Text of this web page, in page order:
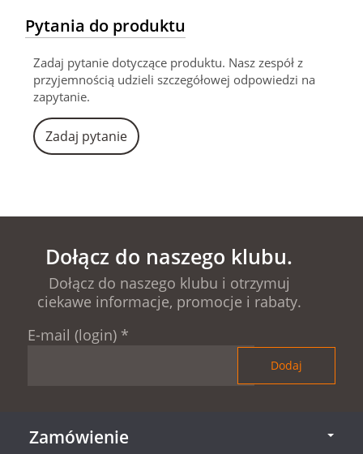
Pytania do produktu
Zadaj pytanie dotyczące produktu. Nasz zespół z
przyjemnością udzieli szczegółowej odpowiedzi na
zapytanie.
Zadaj pytanie
Dołącz do naszego klubu.
Dołącz do naszego klubu i otrzymuj
ciekawe informacje, promocje i rabaty.
E-mail (login) *
Zamówienie